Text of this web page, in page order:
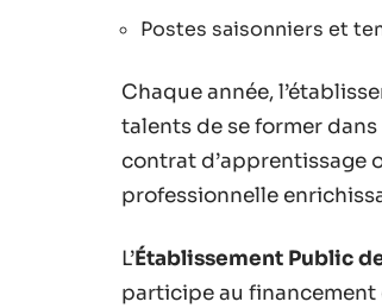
Postes saisonniers et
Chaque année,
talents de se former
contrat d’apprentissage
professionnelle
L’Établissement Public
participe au